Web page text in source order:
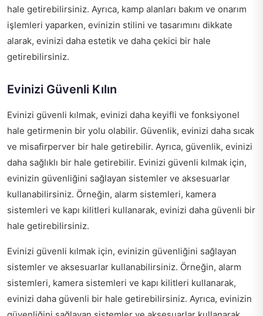
hale getirebilirsiniz. Ayrıca, kamp alanları bakım ve onarım
işlemleri yaparken, evinizin stilini ve tasarımını dikkate
alarak, evinizi daha estetik ve daha çekici bir hale
getirebilirsiniz.
Evinizi Güvenli Kılın
Evinizi güvenli kılmak, evinizi daha keyifli ve fonksiyonel
hale getirmenin bir yolu olabilir. Güvenlik, evinizi daha sıcak
ve misafirperver bir hale getirebilir. Ayrıca, güvenlik, evinizi
daha sağlıklı bir hale getirebilir. Evinizi güvenli kılmak için,
evinizin güvenliğini sağlayan sistemler ve aksesuarlar
kullanabilirsiniz. Örneğin, alarm sistemleri, kamera
sistemleri ve kapı kilitleri kullanarak, evinizi daha güvenli bir
hale getirebilirsiniz.
Evinizi güvenli kılmak için, evinizin güvenliğini sağlayan
sistemler ve aksesuarlar kullanabilirsiniz. Örneğin, alarm
sistemleri, kamera sistemleri ve kapı kilitleri kullanarak,
evinizi daha güvenli bir hale getirebilirsiniz. Ayrıca, evinizin